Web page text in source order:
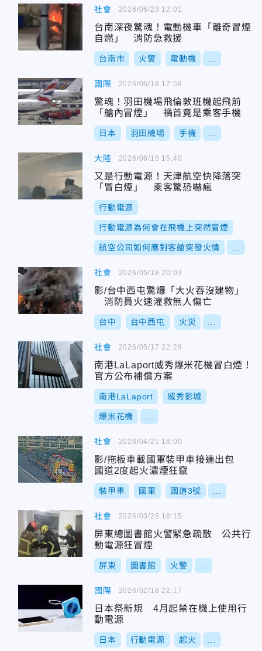
社會
台南深夜驚魂！電動機車「離奇冒煙
自燃」 消防急救援
台南市 火警 電動機
2026/06/23 12:01
國際
驚魂！羽田機場飛倫敦班機起飛前
「艙內冒煙」 禍首竟是乘客手機
日本 羽田機場 手機
2026/06/18 17:59
大陸
又是行動電源！天津航空快降落突
「冒白煙」 乘客驚恐嚇瘋
行動電源
行動電源為何會在飛機上突然冒煙
航空公司如何應對客艙突發火情
2026/06/15 15:40
社會
影/台中西屯驚爆「大火吞沒建物」
消防員火速灌救無人傷亡
台中 台中西屯 火災
2026/05/18 20:03
社會
南港LaLaport威秀爆米花機冒白煙！
官方公布補償方案
南港LaLaport 威秀影城
爆米花機
2026/05/17 22:28
社會
影/拖板車載國軍裝甲車接連出包
國道2度起火濃煙狂竄
裝甲車 國軍 國道3號
2026/04/21 18:00
社會
屏東總圖書館火警緊急疏散 公共行
動電源狂冒煙
屏東 圖書館 火警
2026/03/28 18:15
國際
日本祭新規 4月起禁在機上使用行
動電源
日本 行動電源 起火
2026/02/18 22:17